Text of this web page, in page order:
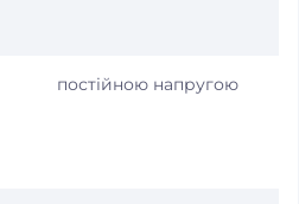
постійною напругою